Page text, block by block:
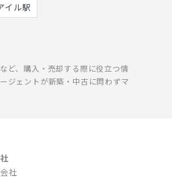
イル駅
ど、購入・売却する際に役立つ情
ジェントが新築・中古に問わずマ
社